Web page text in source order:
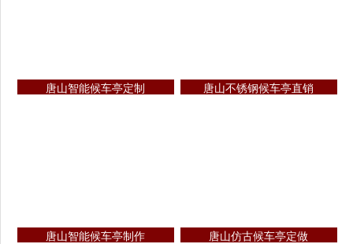
唐山智能候车亭定制 唐山不锈钢候车亭直销
唐山智能候车亭制作 唐山仿古候车亭定做